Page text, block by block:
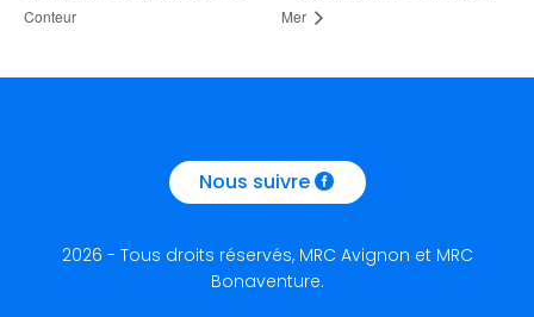
Conteur
Mer
Nous suivre
2026 - Tous droits réservés, MRC Avignon et MRC
Bonaventure.